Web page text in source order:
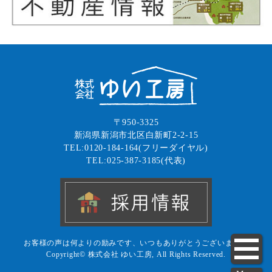
〒950-3325
新潟県新潟市北区白新町2-2-15
TEL:0120-184-164(フリーダイヤル)
TEL:025-387-3185(代表)
お客様の声は何よりの励みです、いつもありがとうございます！
Copyright© 株式会社 ゆい工房, All Rights Reserved.